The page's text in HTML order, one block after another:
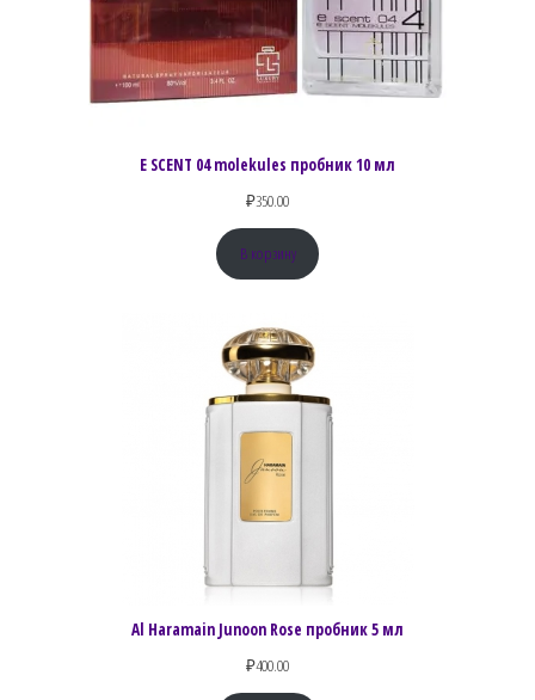
E SCENT 04 molekules пробник 10 мл
₽350.00
В корзину
Al Haramain Junoon Rose пробник 5 мл
₽400.00